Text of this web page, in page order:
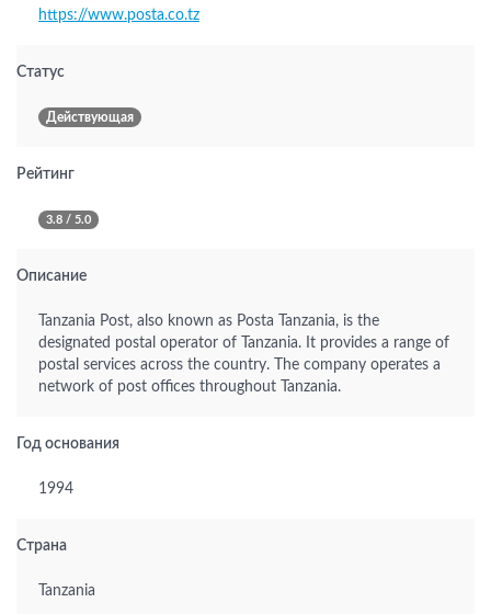
https://www.posta.co.tz
Статус
Действующая
Рейтинг
3.8 / 5.0
Описание
Tanzania Post, also known as Posta Tanzania, is the
designated postal operator of Tanzania. It provides a range of
postal services across the country. The company operates a
network of post offices throughout Tanzania.
Год основания
1994
Страна
Tanzania